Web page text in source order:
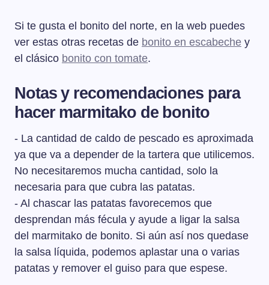
Si te gusta el bonito del norte, en la web puedes
ver estas otras recetas de bonito en escabeche y
el clásico bonito con tomate.
Notas y recomendaciones para
hacer marmitako de bonito
- La cantidad de caldo de pescado es aproximada
ya que va a depender de la tartera que utilicemos.
No necesitaremos mucha cantidad, solo la
necesaria para que cubra las patatas.
- Al chascar las patatas favorecemos que
desprendan más fécula y ayude a ligar la salsa
del marmitako de bonito. Si aún así nos quedase
la salsa líquida, podemos aplastar una o varias
patatas y remover el guiso para que espese.